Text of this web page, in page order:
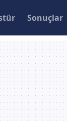
Sonuçlar